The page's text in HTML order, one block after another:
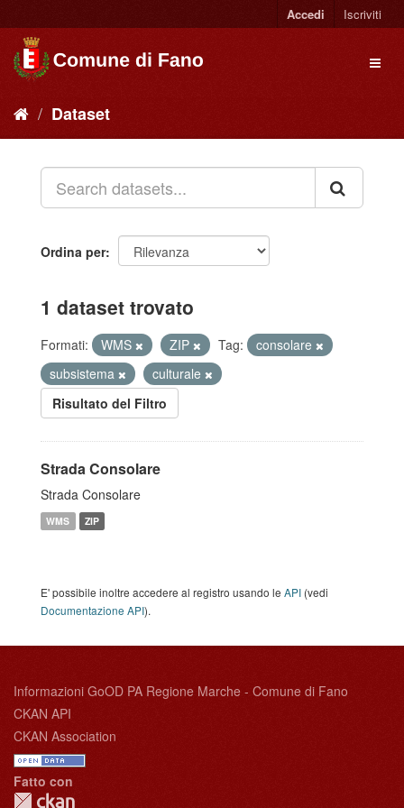
Accedi Iscriviti
Dataset
Ordina per
1 dataset trovato
Formati: WMS ZIP Tag:
consolare
subsistema
culturale
Risultato del Filtro
Strada Consolare
Strada Consolare
WMS ZIP
E' possibile inoltre accedere al registro usando le API (vedi
Documentazione API).
Informazioni GoOD PA Regione Marche - Comune di Fano
CKAN API
CKAN Association
Fatto con